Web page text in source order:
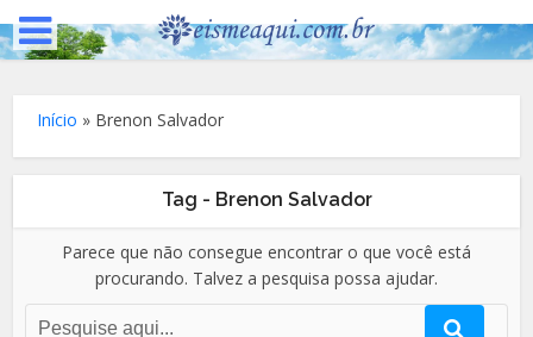
Início » Brenon Salvador
Tag - Brenon Salvador
Parece que não consegue encontrar o que você está
procurando. Talvez a pesquisa possa ajudar.